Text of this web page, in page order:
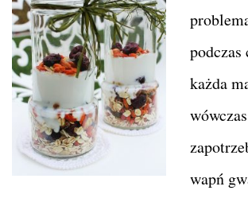
każda
wówczas
wapń